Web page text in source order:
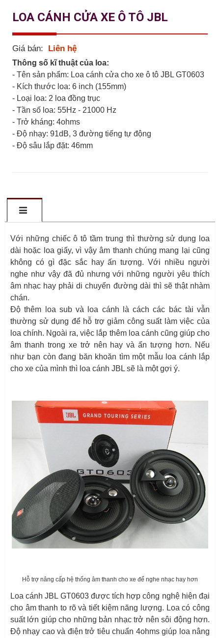
LOA CÁNH CỬA XE Ô TÔ JBL
Giá bán: Liên hệ
Thông số kĩ thuật của loa:
- Tên sản phẩm: Loa cánh cửa cho xe ô tô JBL GT0603
- Kích thước loa: 6 inch (155mm)
- Loại loa: 2 loa đồng trục
- Tần số loa: 55Hz - 21000 Hz
- Trở kháng: 4ohms
- Độ nhạy: 91dB, 3 đường tiếng tự động
- Độ sâu lắp đặt: 46mm
Với những chiếc ô tô tầm trung thì thường sử dụng loa
dài hoặc loa giấy, vì vậy âm thanh chúng mang lại cũng
không có gì đặc sắc hay ấn tượng. Với nhiều người
nghe như vậy đã đủ nhưng với những người yêu thích
âm nhạc hay phải di chuyển đường dài thì sẽ thật nhàm
chán.
Độ thêm loa sub và loa cánh là cách các bác tài vẫn
thường sử dụng để hỗ trợ giảm công suất làm việc của
loa chính. Ngoài ra, việc lắp thêm loa cánh cũng giúp cho
âm thanh trong xe trở nên hay và ấn tượng hơn. Nếu
như bạn còn đang băn khoăn tìm một mẫu loa cánh lắp
cho xe của mình thì loa cánh JBL sẽ là một gợi ý.
Hỗ trợ nâng cấp hệ thống âm thanh cho xe để nghe nhạc hay hơn
Loa cánh JBL GT0603 được tích hợp công nghệ hiện đại
cho âm thanh to rõ và tiết kiệm năng lượng. Loa có công
suất lớn giúp cho những bản nhạc trở nên sôi động hơn.
Độ nhạy cao và điện trở tiêu chuẩn 4ohms giúp loa nâng